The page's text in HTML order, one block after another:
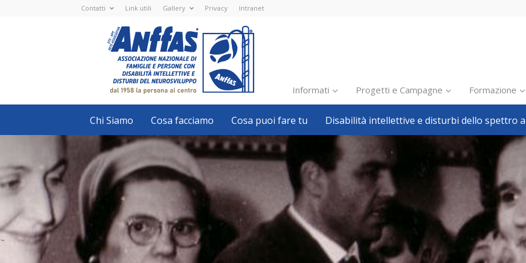
Contatti Link utili Gallery Privacy Intranet
Nazionale
ETS
-
APS
Associazione
Nazionale
di
Famiglie
e
con
disabilità
intellettive
disturbi
del
neurosviluppo
Informati
Inclusione scolastica
Inclusione lavorativa
Notizie dalla FISH
Politiche sociali
Formazione
Avvisi, bandi
Ricerca e Scienza
Welfare locale
Progetti e Campagne Formazione
Chi Siamo Cosa facciamo Cosa puoi fare tu Disabilità intellettive e disturbi dello spettro